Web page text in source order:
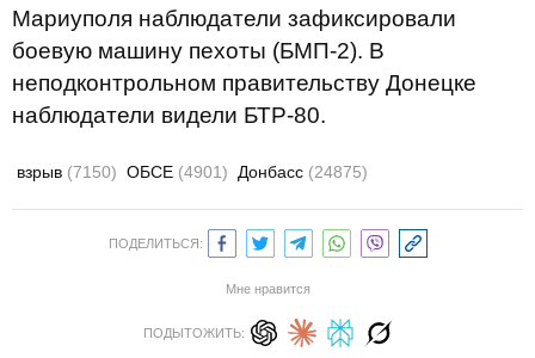
Мариуполя наблюдатели зафиксировали
боевую машину пехоты (БМП-2). В
неподконтрольном правительству Донецке
наблюдатели видели БТР-80.
взрыв (7150) ОБСЕ (4901) Донбасс (24875)
ПОДЕЛИТЬСЯ:
Мне нравится
ПОДЫТОЖИТЬ: